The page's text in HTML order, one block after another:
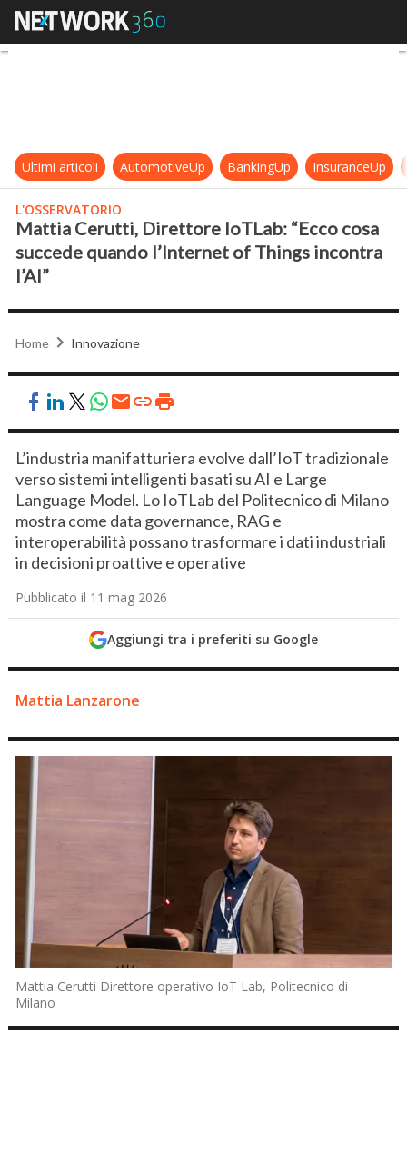
Mattia Cerutti, Direttore IoTLab:
Ultimi articoli AutomotiveUp BankingUp InsuranceUp
L'OSSERVATORIO
Mattia Cerutti, Direttore IoTLab: “Ecco cosa
succede quando l’Internet of Things incontra
l’AI”
Home Innovazione
L’industria manifatturiera evolve dall’IoT tradizionale
verso sistemi intelligenti basati su AI e Large
Language Model. Lo IoTLab del Politecnico di Milano
mostra come data governance, RAG e
interoperabilità possano trasformare i dati industriali
in decisioni proattive e operative
Pubblicato il 11 mag 2026
Aggiungi tra i preferiti su Google
Mattia Lanzarone
Mattia Cerutti Direttore operativo IoT Lab, Politecnico di
Milano